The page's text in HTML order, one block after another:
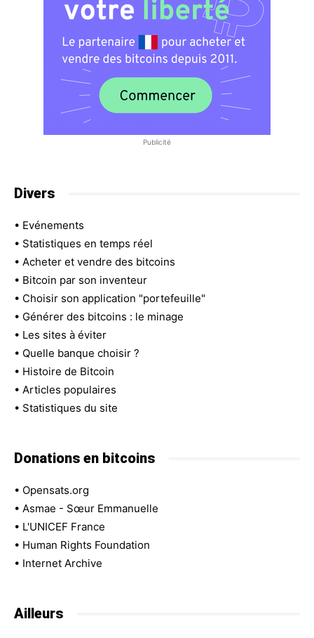
Publicité
Divers
• Evénements
• Statistiques en temps réel
• Acheter et vendre des bitcoins
• Bitcoin par son inventeur
• Choisir son application "portefeuille"
• Générer des bitcoins : le minage
• Les sites à éviter
• Quelle banque choisir ?
• Histoire de Bitcoin
• Articles populaires
• Statistiques du site
Donations en bitcoins
• Opensats.org
• Asmae - Sœur Emmanuelle
• L'UNICEF France
• Human Rights Foundation
• Internet Archive
Ailleurs